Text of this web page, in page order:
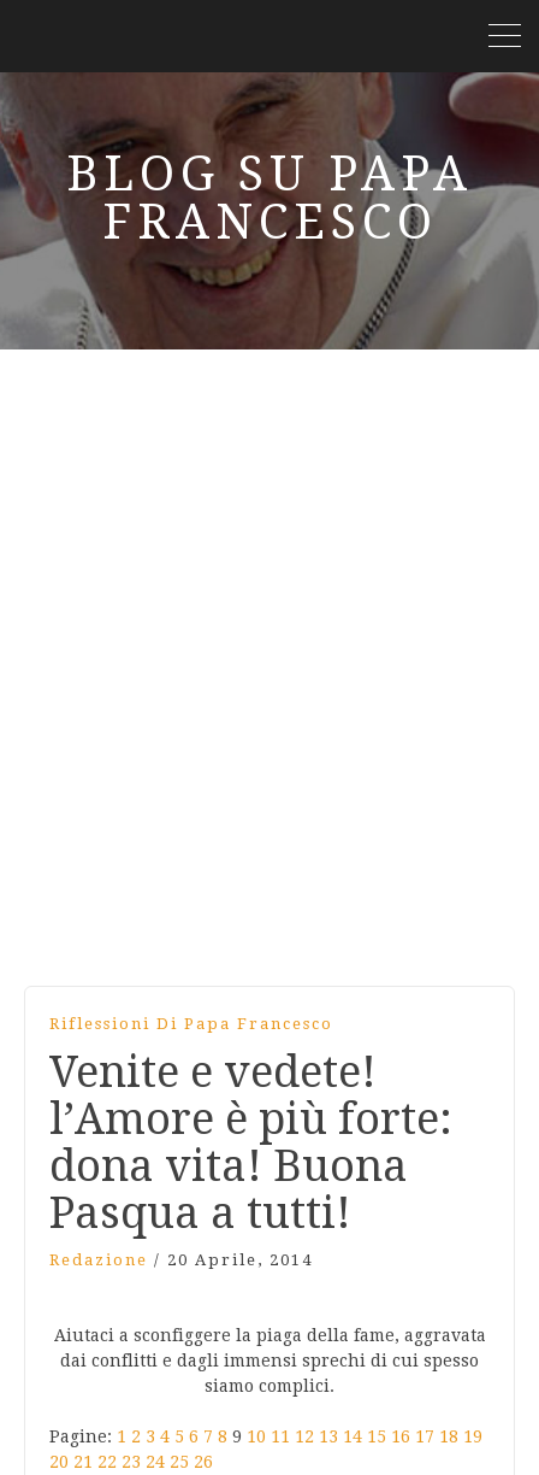
BLOG SU PAPA
FRANCESCO
Riflessioni Di Papa Francesco
Venite e vedete!
l’Amore è più forte:
dona vita! Buona
Pasqua a tutti!
Redazione / 20 Aprile, 2014
Aiutaci a sconfiggere la piaga della fame, aggravata
dai conflitti e dagli immensi sprechi di cui spesso
siamo complici.
Pagine: 1 2 3 4 5 6 7 8 9 10 11 12 13 14 15 16 17 18 19
20 21 22 23 24 25 26